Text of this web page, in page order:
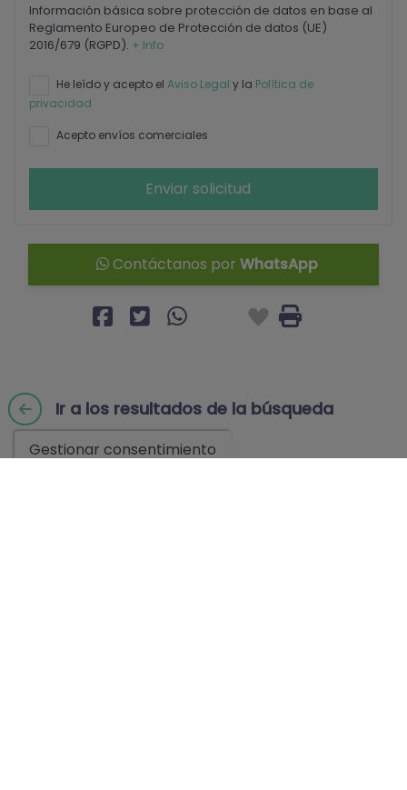
Información básica sobre protección de datos en base al
Reglamento Europeo de Protección de datos (UE)
2016/679 (RGPD). + Info
He leído y acepto el Aviso Legal y la Política de
privacidad
Acepto envíos comerciales
Enviar solicitud
Contáctanos por WhatsApp
Ir a los resultados de la búsqueda
Gestionar consentimiento